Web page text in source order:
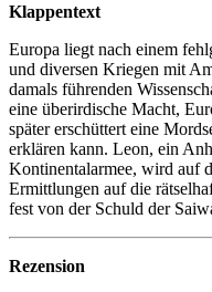
Klappentext
Europa liegt nach einem
und diversen Kriegen mit
damals führenden
eine überirdische Macht,
später erschüttert eine
erklären kann. Leon, ein
Kontinentalarmee, wird auf
Ermittlungen auf die
fest von der Schuld der
Rezension